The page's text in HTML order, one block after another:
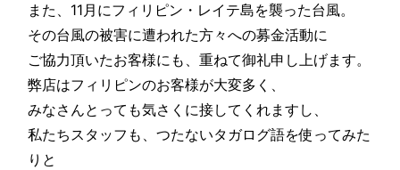
また、11月にフィリピン・レイテ島を襲った台風。
その台風の被害に遭われた方々への募金活動に
ご協力頂いたお客様にも、重ねて御礼申し上げます。
弊店はフィリピンのお客様が大変多く、
みなさんとっても気さくに接してくれますし、
私たちスタッフも、つたないタガログ語を使ってみた
りと